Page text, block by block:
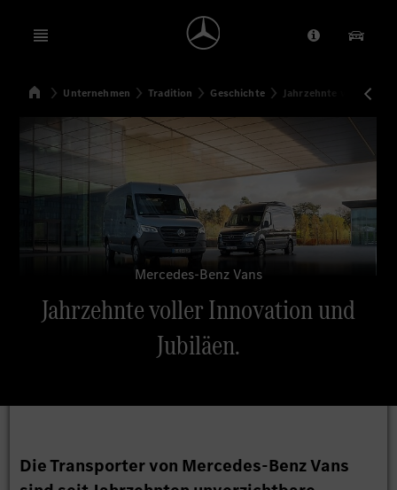
Open menu Anbieter/
SuchenStartseite
Unternehmen Tradition Geschichte Jahrzehnte voller
Mercedes-Benz Vans
Jahrzehnte voller Innovation und
Jubiläen.
Die Transporter von Mercedes-Benz Vans